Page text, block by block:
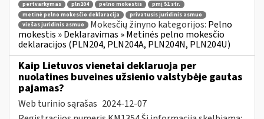
pertvarkymas pln204 pelno mokestis
pmį 51 str.
metinė pelno mokesčio deklaracija
privatusis juridinis asmuo
viešas juridinis asmuo
Mokesčių žinyno kategorijos: Pelno
mokestis » Deklaravimas » Metinės pelno mokesčio
deklaracijos (PLN204, PLN204A, PLN204N, PLN204U)
Kaip Lietuvos vienetai deklaruoja per
nuolatines buveines užsienio valstybėje gautas
pajamas?
Web turinio sąrašas 2024-12-07